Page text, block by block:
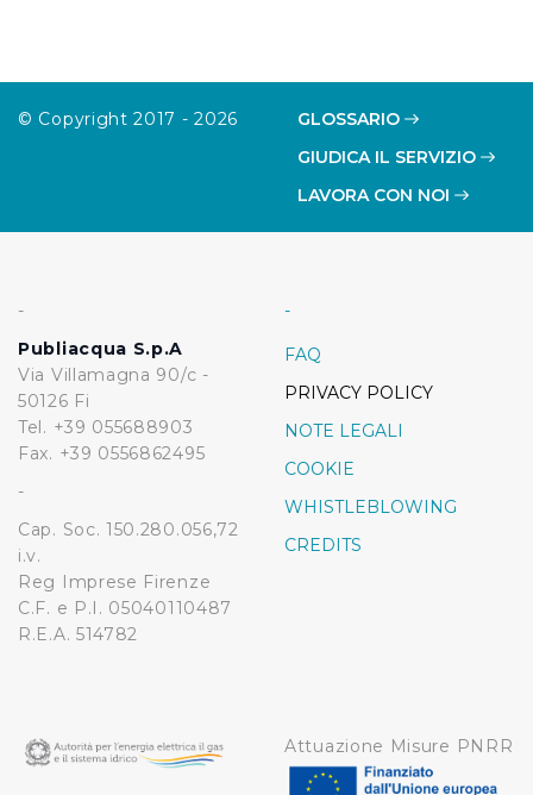
© Copyright 2017 - 2026
GLOSSARIO
GIUDICA IL SERVIZIO
LAVORA CON NOI
-
Publiacqua S.p.A
Via Villamagna 90/c -
50126 Fi
Tel. +39 055688903
Fax. +39 0556862495
-
Cap. Soc. 150.280.056,72
i.v.
Reg Imprese Firenze
C.F. e P.I. 05040110487
R.E.A. 514782
-
FAQ
PRIVACY POLICY
NOTE LEGALI
COOKIE
WHISTLEBLOWING
CREDITS
Attuazione Misure PNRR